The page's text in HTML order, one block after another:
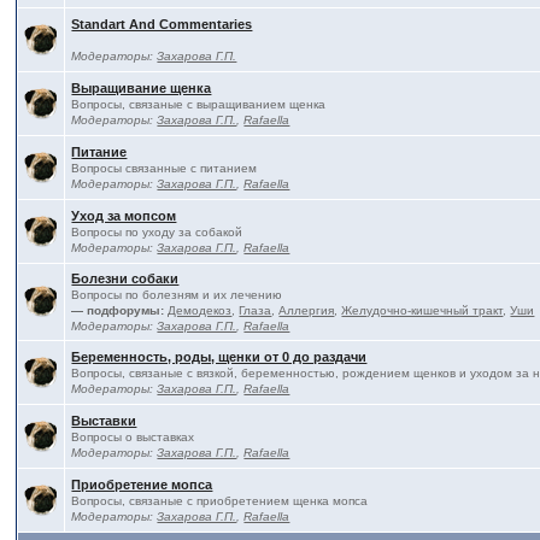
Standart And Commentaries
Модераторы:Захарова Г.П.
Выращивание щенка
Вопросы, связаные с выращиванием щенка
Модераторы:Захарова Г.П. ,Rafaella
Питание
Вопросы связанные с питанием
Модераторы:Захарова Г.П. ,Rafaella
Уход за мопсом
Вопросы по уходу за собакой
Модераторы:Захарова Г.П. ,Rafaella
Болезни собаки
Вопросы по болезням и их лечению
— подфорумы: Демодекоз ,Глаза ,Аллергия ,Желудочно-кишечный тракт,Уши
Модераторы:Захарова Г.П. ,Rafaella
Беременность, роды, щенки от 0 до раздачи
Вопросы, связаные с вязкой, беременностью, рождением щенков и уходом за
Модераторы:Захарова Г.П. ,Rafaella
Выставки
Вопросы о выставках
Модераторы:Захарова Г.П. ,Rafaella
Приобретение мопса
Вопросы, связаные с приобретением щенка мопса
Модераторы:Захарова Г.П. ,Rafaella